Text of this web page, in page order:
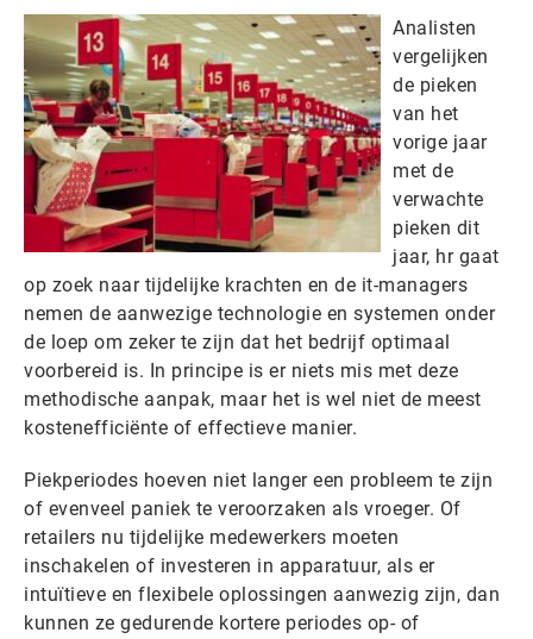
Analisten
vergelijken
de pieken
van het
vorige jaar
met de
verwachte
pieken dit
jaar, hr gaat
op zoek naar tijdelijke krachten en de it-managers
nemen de aanwezige technologie en systemen onder
de loep om zeker te zijn dat het bedrijf optimaal
voorbereid is. In principe is er niets mis met deze
methodische aanpak, maar het is wel niet de meest
kostenefficiënte of effectieve manier.
Piekperiodes hoeven niet langer een probleem te zijn
of evenveel paniek te veroorzaken als vroeger. Of
retailers nu tijdelijke medewerkers moeten
inschakelen of investeren in apparatuur, als er
intuïtieve en flexibele oplossingen aanwezig zijn, dan
kunnen ze gedurende kortere periodes op- of